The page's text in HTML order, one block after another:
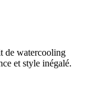
de watercooling
et style inégalé.